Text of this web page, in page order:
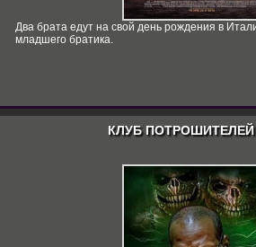
Два брата едут на свой день рождения в
младшего братика.
КЛУБ ПОТРОШИТЕЛЕЙ